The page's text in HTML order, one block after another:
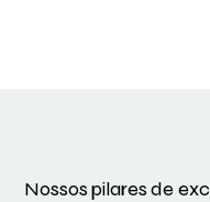
Nossos pilares de